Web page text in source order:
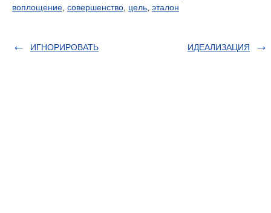
воплощение совершенство цель эталон
ИГНОРИРОВАТЬ ИДЕАЛИЗАЦИЯ